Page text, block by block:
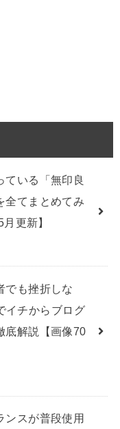
ている「無印良
全てまとめてみ
更新】
でも挫折しな
イチからブログ
底解説【画像70
ンスが普段使用